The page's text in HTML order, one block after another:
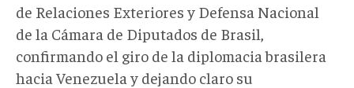
de Relaciones Exteriores y Defensa Nacional
de la Cámara de Diputados de Brasil,
confirmando el giro de la diplomacia brasilera
hacia Venezuela y dejando claro su